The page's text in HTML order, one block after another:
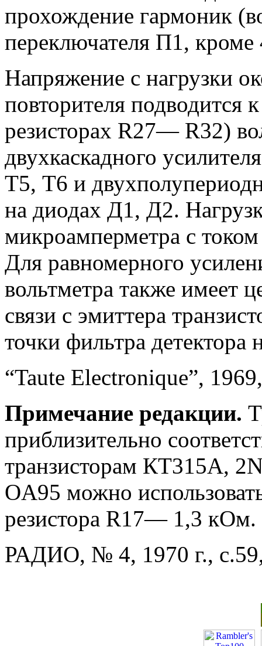
прохождение гармоник
переключателя П1, кроме
Напряжение с нагрузки
повторителя подводится
резисторах R27— R32)
двухкаскадного
Т5, Т6 и
на диодах Д1, Д2.
микроамперметра с
Для равномерного
вольтметра также имеет
связи с эмиттера
точки фильтра детектора
“Taute Electronique”,
Примечание редакции.
приблизительно
транзисторам КТ315А,
OA95 можно
резистора R17— 1,3 кОм.
РАДИО, № 4, 1970 г.,